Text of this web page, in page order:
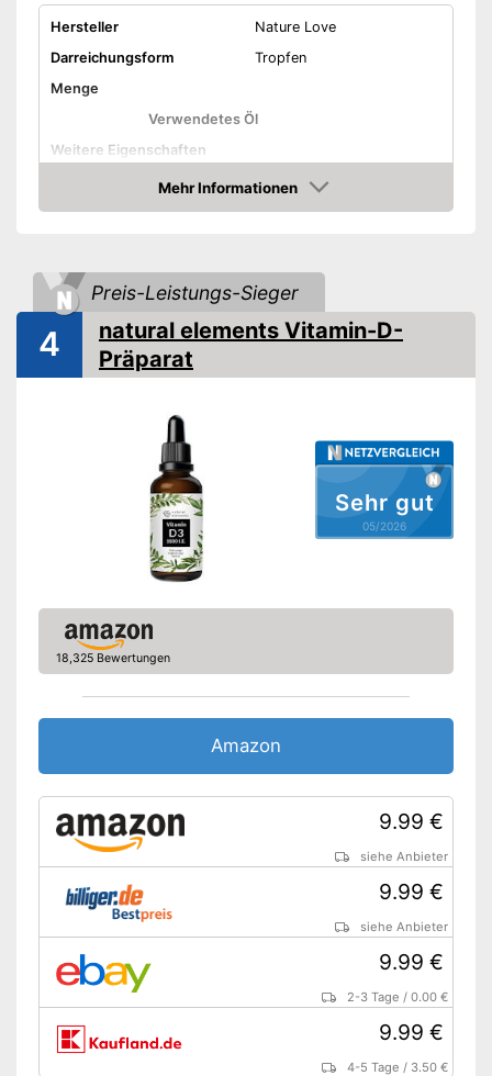
Hersteller
Nature Love
Darreichungsform
Tropfen
Menge
Verwendetes Öl
Weitere Eigenschaften
Vegetarisch
Vegan
Ohne Magnesiumstearat
Amazon Lieferzeit
Mehr Informationen
Amazon
Preis-Leistungs-Sieger
Sehr gut
05/2026
4
natural elements Vitamin-D-
Präparat
18,325 Bewertungen
Amazon
9.99 €
siehe Anbieter
9.99 €
siehe Anbieter
9.99 €
2-3 Tage /0.00 €
9.99 €
4-5 Tage / 3.50 €